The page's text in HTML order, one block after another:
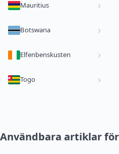
Mauritius
Botswana
Elfenbenskusten
Togo
Användbara artiklar